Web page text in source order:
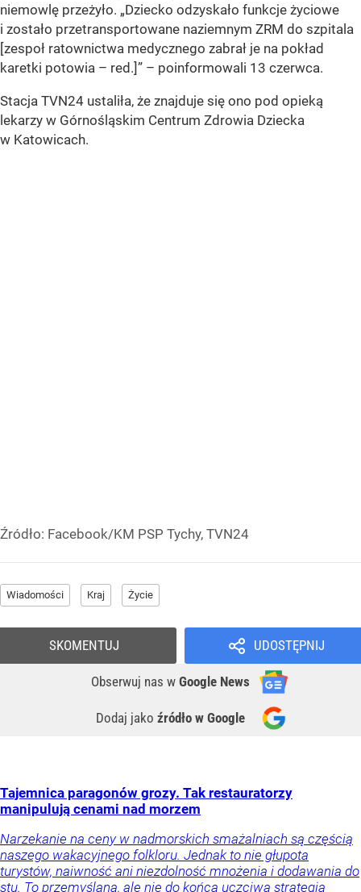
niemowlę przeżyło. „Dziecko odzyskało funkcje życiowe
i zostało przetransportowane naziemnym ZRM do szpitala
[zespoł ratownictwa medycznego zabrał je na pokład
karetki potowia – red.]” – poinformowali 13 czerwca.
Stacja TVN24 ustaliła, że znajduje się ono pod opieką
lekarzy w Górnośląskim Centrum Zdrowia Dziecka
w Katowicach.
Źródło: Facebook/KM PSP Tychy, TVN24
Wiadomości Kraj Życie
UDOSTĘPNIJ
Obserwuj nas w Google News
Dodaj jako źródło w Google
SKOMENTUJ
Tajemnica paragonów grozy. Tak restauratorzy
manipulują cenami nad morzem
Narzekanie na ceny w nadmorskich smażalniach są częścią
naszego wakacyjnego folkloru. Jednak to nie głupota
turystów, naiwność ani niezdolność mnożenia i dodawania do
stu. To przemyślana, ale nie do końca uczciwa strategia